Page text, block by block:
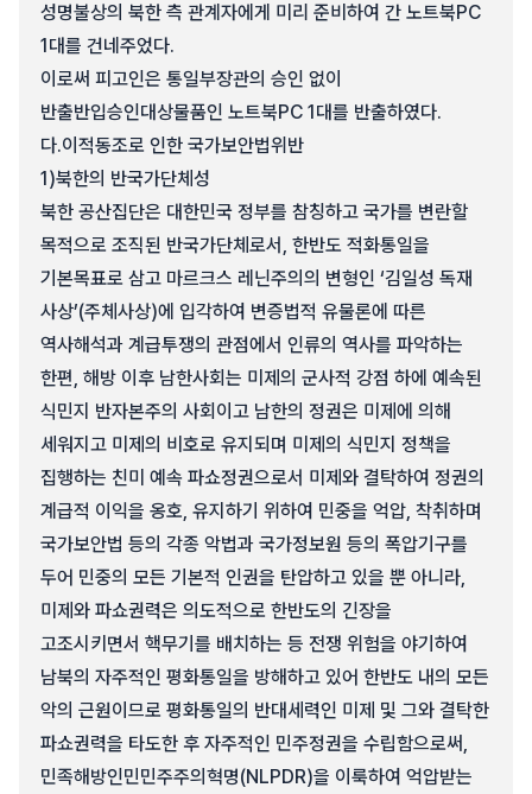
성명불상의 북한 측 관계자에게 미리 준비하여 간 노트북PC
1대를 건네주었다.
이로써 피고인은 통일부장관의 승인 없이
반출반입승인대상물품인 노트북PC 1대를 반출하였다.
다.이적동조로 인한 국가보안법위반
1)북한의 반국가단체성
북한 공산집단은 대한민국 정부를 참칭하고 국가를 변란할
목적으로 조직된 반국가단체로서, 한반도 적화통일을
기본목표로 삼고 마르크스 레닌주의의 변형인 ‘김일성 독재
사상’(주체사상)에 입각하여 변증법적 유물론에 따른
역사해석과 계급투쟁의 관점에서 인류의 역사를 파악하는
한편, 해방 이후 남한사회는 미제의 군사적 강점 하에 예속된
식민지 반자본주의 사회이고 남한의 정권은 미제에 의해
세워지고 미제의 비호로 유지되며 미제의 식민지 정책을
집행하는 친미 예속 파쇼정권으로서 미제와 결탁하여 정권의
계급적 이익을 옹호, 유지하기 위하여 민중을 억압, 착취하며
국가보안법 등의 각종 악법과 국가정보원 등의 폭압기구를
두어 민중의 모든 기본적 인권을 탄압하고 있을 뿐 아니라,
미제와 파쇼권력은 의도적으로 한반도의 긴장을
고조시키면서 핵무기를 배치하는 등 전쟁 위험을 야기하여
남북의 자주적인 평화통일을 방해하고 있어 한반도 내의 모든
악의 근원이므로 평화통일의 반대세력인 미제 및 그와 결탁한
파쇼권력을 타도한 후 자주적인 민주정권을 수립함으로써,
민족해방인민민주주의혁명(NLPDR)을 이룩하여 억압받는